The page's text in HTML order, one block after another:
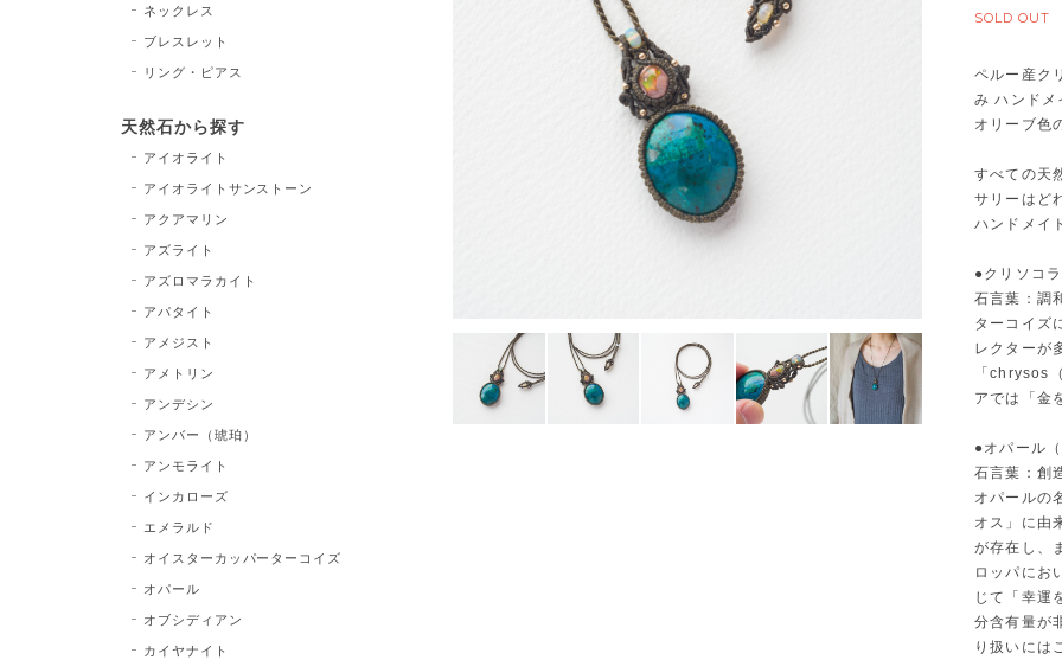
SOLD OUT
ペルー産ク
み ハンドメ
オリーブ色
すべての天
サリーはど
ハンドメイ
●クリソコ
石言葉：調
ターコイズ
レクターが
「chrysos
アでは「金
●オパール
石言葉：創
オパールの
オス」に由
が存在し、
ロッパにお
じて「幸運
分含有量が
り扱いには
ネックレス
ブレスレット
リング・ピアス
天然石から探す
アイオライト
アイオライトサンストーン
アクアマリン
アズライト
アズロマラカイト
アパタイト
アメジスト
アメトリン
アンデシン
アンバー（琥珀）
アンモライト
インカローズ
エメラルド
オイスターカッパーターコイズ
オパール
オブシディアン
カイヤナイト